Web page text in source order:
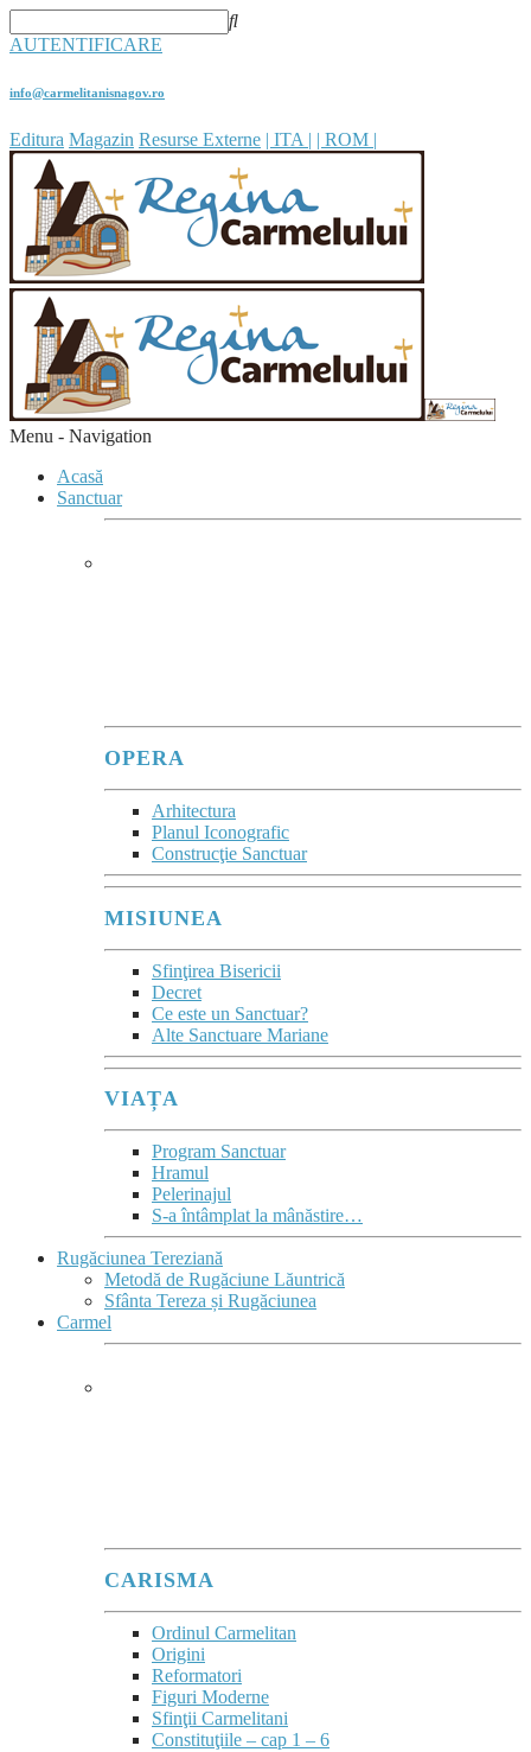
AUTENTIFICARE
info@carmelitanisnagov.ro
Editura Magazin Resurse Externe | ITA | | ROM |
Menu - Navigation
Acasă
Sanctuar
OPERA
Arhitectura
Planul Iconografic
Construcţie Sanctuar
MISIUNEA
Sfinţirea Bisericii
Decret
Ce este un Sanctuar?
Alte Sanctuare Mariane
VIAȚA
Program Sanctuar
Hramul
Pelerinajul
S-a întâmplat la mânăstire…
Rugăciunea Tereziană
Metodă de Rugăciune Lăuntrică
Sfânta Tereza și Rugăciunea
Carmel
CARISMA
Ordinul Carmelitan
Origini
Reformatori
Figuri Moderne
Sfinţii Carmelitani
Constituţiile – cap 1 – 6